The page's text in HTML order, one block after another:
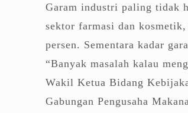
Garam industri paling tidak
sektor farmasi dan
persen. Sementara kadar
“Banyak masalah kalau
Wakil Ketua Bidang
Gabungan Pengusaha